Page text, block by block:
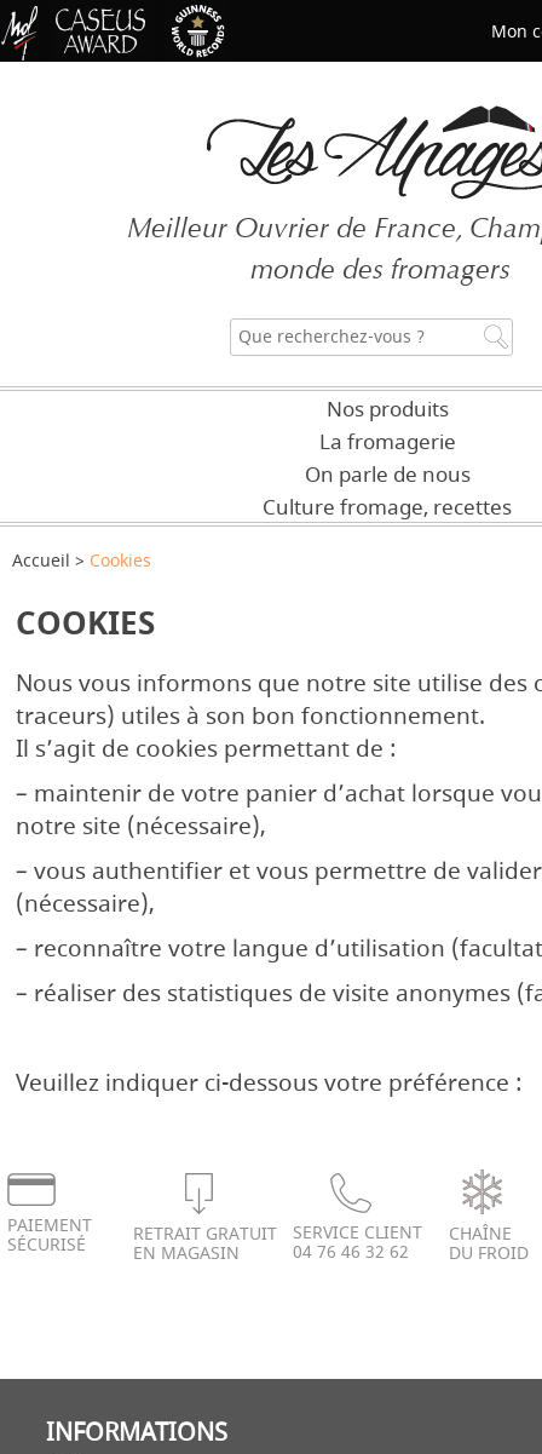
Meilleur Ouvrier de France,
monde des fromagers
Nos produits
La fromagerie
On parle de nous
Culture fromage, recettes
Accueil Cookies
COOKIES
Nous vous informons que notre site utilise des
traceurs) utiles à son bon fonctionnement.
Il s’agit de cookies permettant de :
– maintenir de votre panier d’achat lorsque
notre site (nécessaire),
– vous authentifier et vous permettre de
(nécessaire),
– reconnaître votre langue d’utilisation
– réaliser des statistiques de visite anonymes
Veuillez indiquer ci-dessous votre préférence :
PAIEMENT
SÉCURISÉ RETRAIT GRATUIT
EN MAGASIN
SERVICE CLIENT
04 76 46 32 62
CHAÎNE
DU FROID
Mon
Mot de passe oublié ?
CRÉER UN
INFORMATIONS